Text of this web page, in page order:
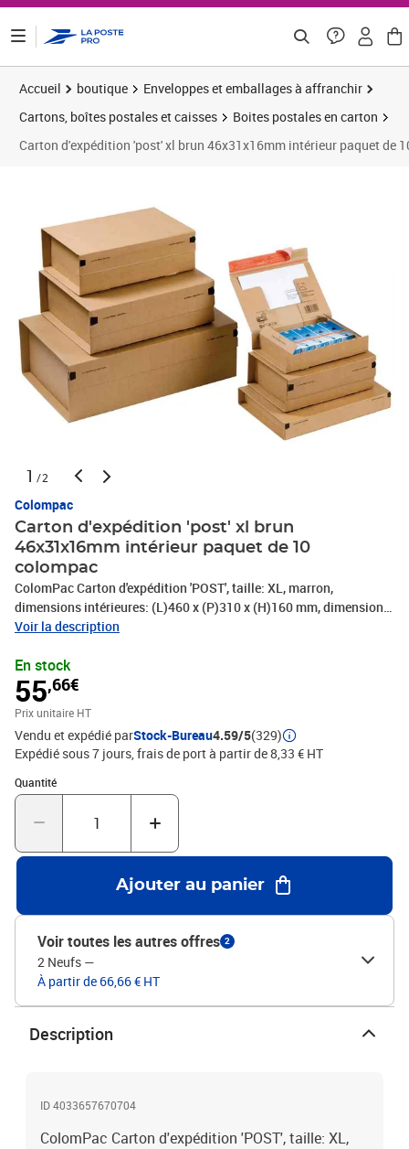
Accueil boutique
Enveloppes et emballages à affranchir
Cartons, boîtes postales et caisses
Boites postales en carton
Carton d'expédition 'post' xl brun 46x31x16mm intérieur paquet de
1 /2
Colompac
Carton d'expédition 'post' xl brun
46x31x16mm intérieur paquet de 10
colompac
ColomPac Carton d'expédition 'POST', taille: XL, marron,
dimensions intérieures: (L)460 x (P)310 x (H)160 mm, dimensions
extérieures: (L)515 x (P)335 x (H)170 mm, en carton ondulé stable,
rapidement, (CP 067.07)
Voir la description
En stock
55,66€
Prix unitaire HT
Vendu et expédié parStock-Bureau4.59/5(329)
Expédié sous 7 jours, frais de port à partir de 8,33 € HT
Quantité
Quantité : 1
Ajouter au panier
Voir toutes les autres offres 2
2 Neufs —
À partir de 66,66 € HT
Description
ID 4033657670704
ColomPac Carton d'expédition 'POST', taille: XL,